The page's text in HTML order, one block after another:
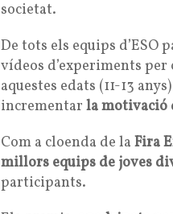
societat.
De tots els equips d’ESO
vídeos d’experiments per
aquestes edats (11-13
incrementar la motivació
Com a cloenda de la Fira
millors equips de joves
participants.